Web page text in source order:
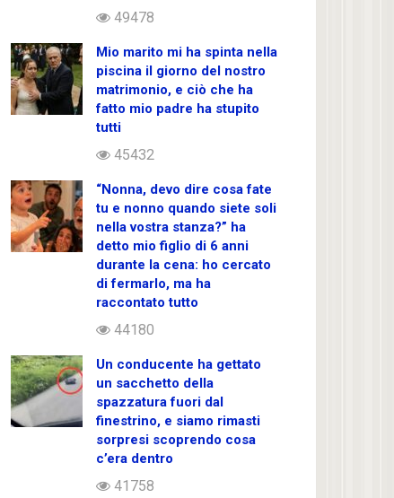
49478
Mio marito mi ha spinta nella
piscina il giorno del nostro
matrimonio, e ciò che ha
fatto mio padre ha stupito
tutti
45432
“Nonna, devo dire cosa fate
tu e nonno quando siete soli
nella vostra stanza?” ha
detto mio figlio di 6 anni
durante la cena: ho cercato
di fermarlo, ma ha
raccontato tutto
44180
Un conducente ha gettato
un sacchetto della
spazzatura fuori dal
finestrino, e siamo rimasti
sorpresi scoprendo cosa
c’era dentro
41758